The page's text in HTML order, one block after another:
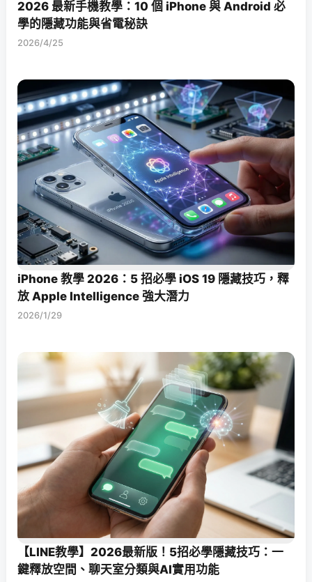
2026 最新手機教學：10 個 iPhone 與 Android 必
學的隱藏功能與省電秘訣
2026/4/25
iPhone 教學 2026：5 招必學 iOS 19 隱藏技巧，釋
放 Apple Intelligence 強大潛力
2026/1/29
【LINE教學】2026最新版！5招必學隱藏技巧：一
鍵釋放空間、聊天室分類與AI實用功能